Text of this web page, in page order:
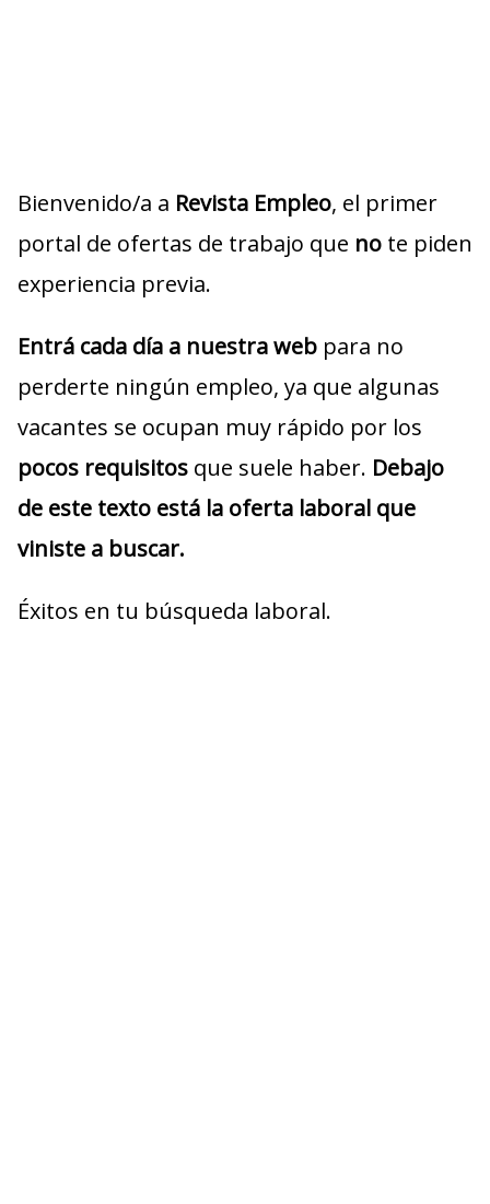
Bienvenido/a a Revista Empleo, el primer
portal de ofertas de trabajo que no te piden
experiencia previa.
Entrá cada día a nuestra web para no
perderte ningún empleo, ya que algunas
vacantes se ocupan muy rápido por los
pocos requisitos que suele haber. Debajo
de este texto está la oferta laboral que
viniste a buscar.
Éxitos en tu búsqueda laboral.